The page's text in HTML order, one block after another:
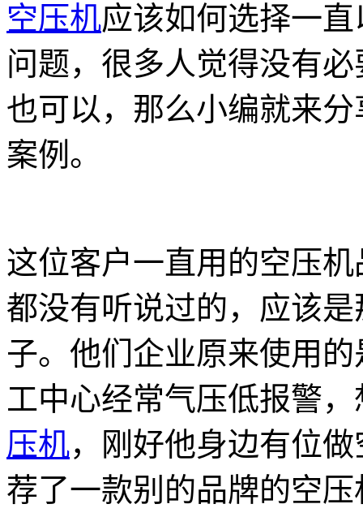
空压机应该如何选择一
问题，很多人觉得没有
也可以，那么小编就来
案例。
这位客户一直用的空压
都没有听说过的，应该
子。他们企业原来使用的
工中心经常气压低报警
压机，刚好他身边有位
荐了一款别的品牌的空